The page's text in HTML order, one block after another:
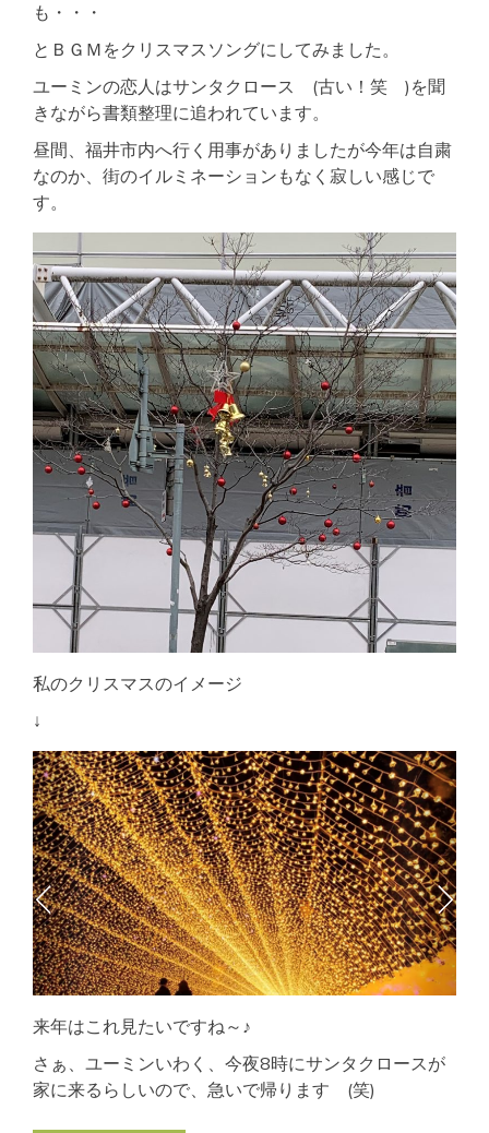
も・・・
とＢＧＭをクリスマスソングにしてみました。
ユーミンの恋人はサンタクロース (古い！笑 )を聞
きながら書類整理に追われています。
昼間、福井市内へ行く用事がありましたが今年は自粛
なのか、街のイルミネーションもなく寂しい感じで
す。
私のクリスマスのイメージ
↓
来年はこれ見たいですね～♪
さぁ、ユーミンいわく、今夜8時にサンタクロースが
家に来るらしいので、急いで帰ります (笑)